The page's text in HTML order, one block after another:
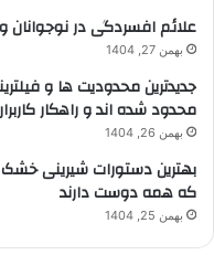
علائم افسردگی در نوجوانان
بهمن 27, 1404
جدیدترین محدودیت ها و
محدود شده اند و راهکار
بهمن 26, 1404
که همه دوست دارند
بهمن 25, 1404